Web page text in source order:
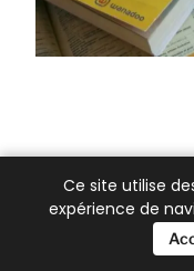
Ce site utilise
expérience de